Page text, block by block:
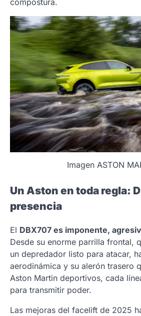
Imagen ASTON
Un Aston en toda regla:
presencia
El DBX707 es imponente,
Desde su enorme parrilla frontal,
un depredador listo para atacar,
aerodinámica y su alerón trasero
Aston Martin deportivos, cada
para transmitir poder.
Las mejoras del facelift de 2025